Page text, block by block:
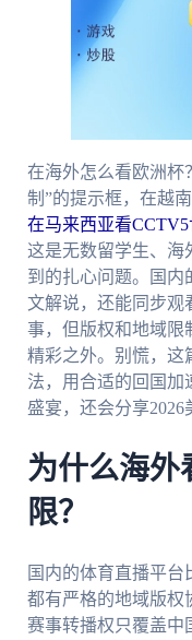
在海外怎么看欧洲杯
制”的提示框，在越
在马来西亚看
这是无数留学生、海
到的扎心问题。国内
文解说，还能同步观
事，但版权和地域限
精彩之外。别慌，这
法，用合适的回国加
盛宴，还会分享2026
为什么海外
限？
国内的体育直播平台
都有严格的地域版权
赛事转播权只覆盖中